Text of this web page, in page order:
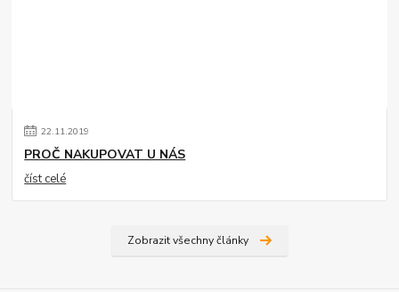
22.11.2019
PROČ NAKUPOVAT U NÁS
číst celé
Zobrazit všechny články